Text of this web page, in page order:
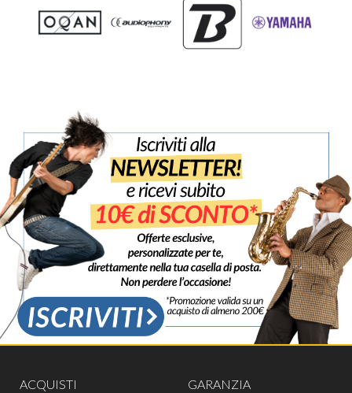
ACQUISTI GARANZIA